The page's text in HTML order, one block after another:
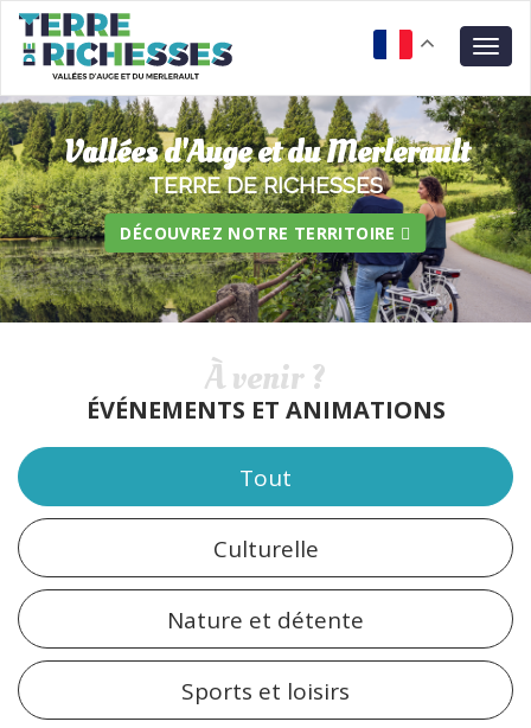
Aller
contenu
principal
Vallées d'Auge et du Merlerault
TERRE DE RICHESSES
DÉCOUVREZ NOTRE TERRITOIRE
À venir ?
ÉVÉNEMENTS ET ANIMATIONS
Tout
Culturelle
Nature et détente
Sports et loisirs
Panneau de gestion des cookies